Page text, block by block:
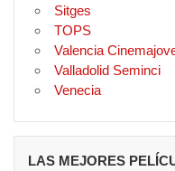
Sitges
TOPS
Valencia
Valladolid Seminci
Venecia
LAS MEJORES